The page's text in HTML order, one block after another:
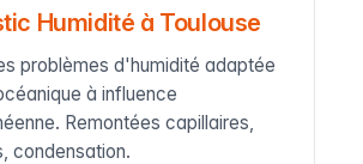
Humidité à Toulouse
problèmes d'humidité adaptée
à influence
Remontées capillaires,
condensation.